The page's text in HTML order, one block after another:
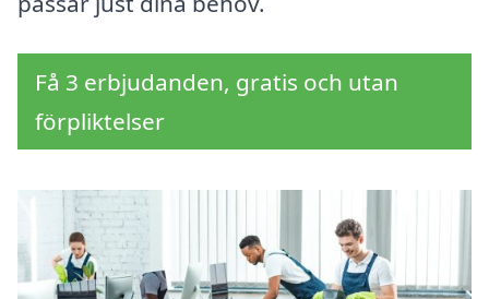
Få 3 erbjudanden, gratis och utan
förpliktelser